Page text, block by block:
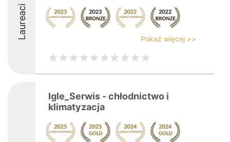
Laureaci Pokaż więcej >>
Igle_Serwis - chłodnictwo i
klimatyzacja